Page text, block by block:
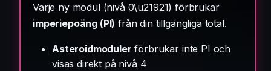
Varje ny modul (nivå 0\u21921) förbrukar
imperiepoäng (PI) från din tillgängliga total.
Asteroidmoduler förbrukar inte PI och
visas direkt på nivå 4